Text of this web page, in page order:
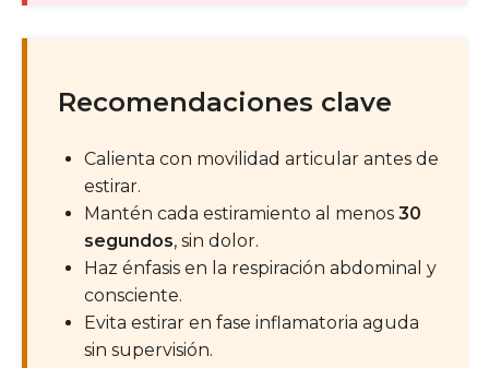
Recomendaciones clave
Calienta con movilidad articular antes de
estirar.
Mantén cada estiramiento al menos 30
segundos, sin dolor.
Haz énfasis en la respiración abdominal y
consciente.
Evita estirar en fase inflamatoria aguda
sin supervisión.